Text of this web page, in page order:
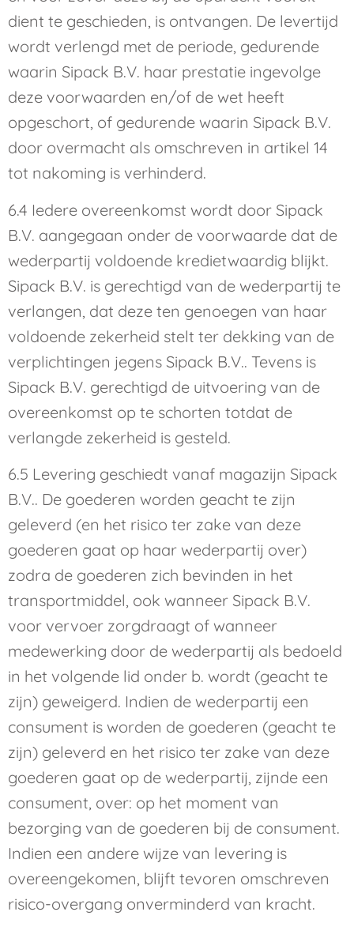
dient te geschieden, is ontvangen. De levertijd
wordt verlengd met de periode, gedurende
waarin Sipack B.V. haar prestatie ingevolge
deze voorwaarden en/of de wet heeft
opgeschort, of gedurende waarin Sipack B.V.
door overmacht als omschreven in artikel 14
tot nakoming is verhinderd.
6.4 Iedere overeenkomst wordt door Sipack
B.V. aangegaan onder de voorwaarde dat de
wederpartij voldoende kredietwaardig blijkt.
Sipack B.V. is gerechtigd van de wederpartij te
verlangen, dat deze ten genoegen van haar
voldoende zekerheid stelt ter dekking van de
verplichtingen jegens Sipack B.V.. Tevens is
Sipack B.V. gerechtigd de uitvoering van de
overeenkomst op te schorten totdat de
verlangde zekerheid is gesteld.
6.5 Levering geschiedt vanaf magazijn Sipack
B.V.. De goederen worden geacht te zijn
geleverd (en het risico ter zake van deze
goederen gaat op haar wederpartij over)
zodra de goederen zich bevinden in het
transportmiddel, ook wanneer Sipack B.V.
voor vervoer zorgdraagt of wanneer
medewerking door de wederpartij als bedoeld
in het volgende lid onder b. wordt (geacht te
zijn) geweigerd. Indien de wederpartij een
consument is worden de goederen (geacht te
zijn) geleverd en het risico ter zake van deze
goederen gaat op de wederpartij, zijnde een
consument, over: op het moment van
bezorging van de goederen bij de consument.
Indien een andere wijze van levering is
overeengekomen, blijft tevoren omschreven
risico-overgang onverminderd van kracht.